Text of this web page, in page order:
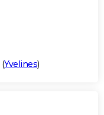
(Yvelines)